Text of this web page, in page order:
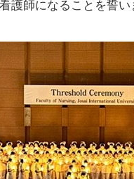
護師になることを誓い